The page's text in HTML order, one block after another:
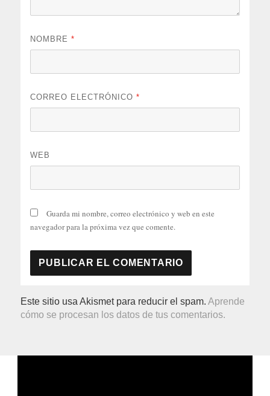
NOMBRE*
CORREO ELECTRÓNICO*
WEB
Guarda mi nombre, correo electrónico y web en este
navegador para la próxima vez que comente.
Este sitio usa Akismet para reducir el spam.Aprende
cómo se procesan los datos de tus comentarios.